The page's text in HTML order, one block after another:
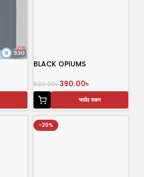
BLACK OPIUMS
530.00৳390.00৳
অর্ডার করুন
-20%